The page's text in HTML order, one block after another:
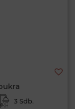
3 Sdb.